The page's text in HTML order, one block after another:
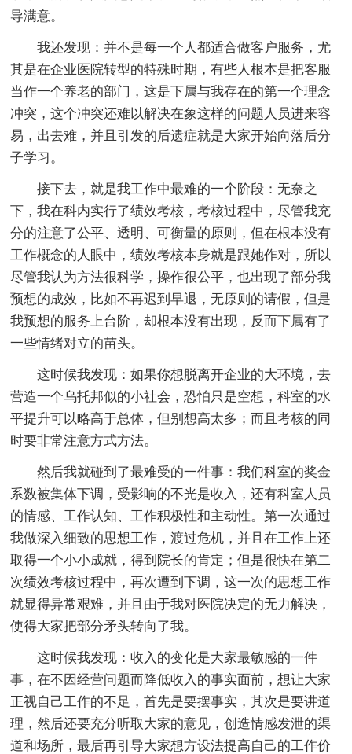
导满意。
我还发现：并不是每一个人都适合做客户服务，尤
其是在企业医院转型的特殊时期，有些人根本是把客服
当作一个养老的部门，这是下属与我存在的第一个理念
冲突，这个冲突还难以解决在象这样的问题人员进来容
易，出去难，并且引发的后遗症就是大家开始向落后分
子学习。
接下去，就是我工作中最难的一个阶段：无奈之
下，我在科内实行了绩效考核，考核过程中，尽管我充
分的注意了公平、透明、可衡量的原则，但在根本没有
工作概念的人眼中，绩效考核本身就是跟她作对，所以
尽管我认为方法很科学，操作很公平，也出现了部分我
预想的成效，比如不再迟到早退，无原则的请假，但是
我预想的服务上台阶，却根本没有出现，反而下属有了
一些情绪对立的苗头。
这时候我发现：如果你想脱离开企业的大环境，去
营造一个乌托邦似的小社会，恐怕只是空想，科室的水
平提升可以略高于总体，但别想高太多；而且考核的同
时要非常注意方式方法。
然后我就碰到了最难受的一件事：我们科室的奖金
系数被集体下调，受影响的不光是收入，还有科室人员
的情感、工作认知、工作积极性和主动性。第一次通过
我做深入细致的思想工作，渡过危机，并且在工作上还
取得一个小小成就，得到院长的肯定；但是很快在第二
次绩效考核过程中，再次遭到下调，这一次的思想工作
就显得异常艰难，并且由于我对医院决定的无力解决，
使得大家把部分矛头转向了我。
这时候我发现：收入的变化是大家最敏感的一件
事，在不因经营问题而降低收入的事实面前，想让大家
正视自己工作的不足，首先是要摆事实，其次是要讲道
理，然后还要充分听取大家的意见，创造情感发泄的渠
道和场所，最后再引导大家想方设法提高自己的工作价